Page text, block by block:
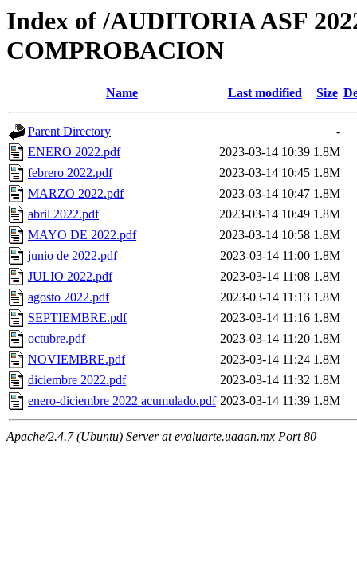
Index of /AUDITORIA ASF
COMPROBACION
Name Last modified Size
Parent Directory
-
ENERO 2022.pdf
2023-03-14 10:39 1.8M
febrero 2022.pdf
2023-03-14 10:45 1.8M
MARZO 2022.pdf
2023-03-14 10:47 1.8M
abril 2022.pdf
2023-03-14 10:49 1.8M
MAYO DE 2022.pdf
2023-03-14 10:58 1.8M
junio de 2022.pdf
2023-03-14 11:00 1.8M
JULIO 2022.pdf
2023-03-14 11:08 1.8M
agosto 2022.pdf
2023-03-14 11:13 1.8M
SEPTIEMBRE.pdf
2023-03-14 11:16 1.8M
octubre.pdf
2023-03-14 11:20 1.8M
NOVIEMBRE.pdf
2023-03-14 11:24 1.8M
diciembre 2022.pdf
2023-03-14 11:32 1.8M
enero-diciembre 2022 acumulado.pdf 2023-03-14 11:39 1.8M
Apache/2.4.7 (Ubuntu) Server at evaluarte.uaaan.mx Port 80